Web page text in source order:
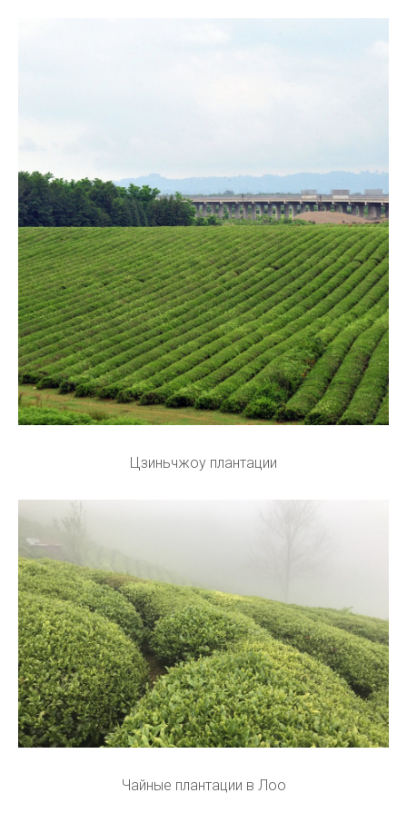
Цзиньчжоу плантации
Чайные плантации в Лоо